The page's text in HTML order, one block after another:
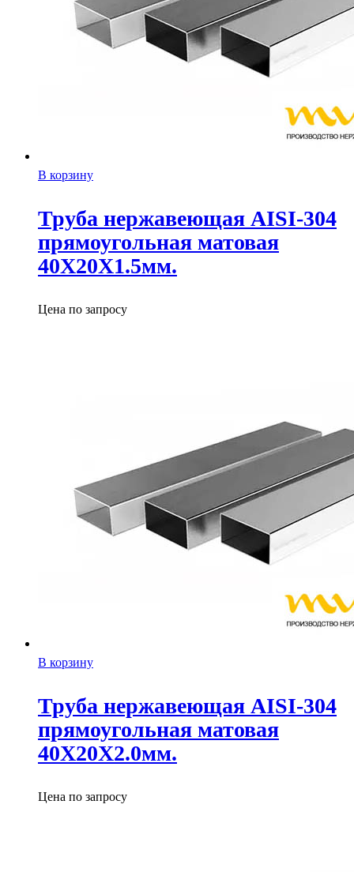
В корзину
Труба нержавеющая AISI-304
прямоугольная матовая
40X20X1.5мм.
Цена по запросу
В корзину
Труба нержавеющая AISI-304
прямоугольная матовая
40X20X2.0мм.
Цена по запросу